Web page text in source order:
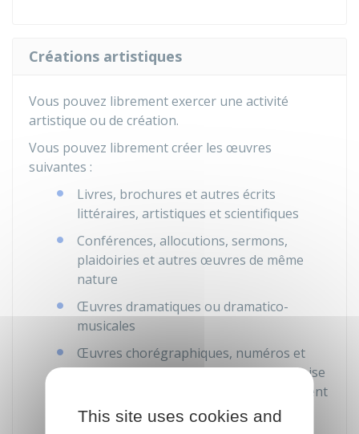
Créations artistiques
Vous pouvez librement exercer une activité
artistique ou de création.
Vous pouvez librement créer les œuvres
suivantes :
Livres, brochures et autres écrits
littéraires, artistiques et scientifiques
Conférences, allocutions, sermons,
plaidoiries et autres œuvres de même
nature
Œuvres dramatiques ou dramatico-
musicales
Œuvres chorégraphiques, numéros et
tours de cirque, pantomimes dont la mise
en œuvre est fixée par écrit ou autrement
Compositions musicales avec ou sans
This site uses cookies and